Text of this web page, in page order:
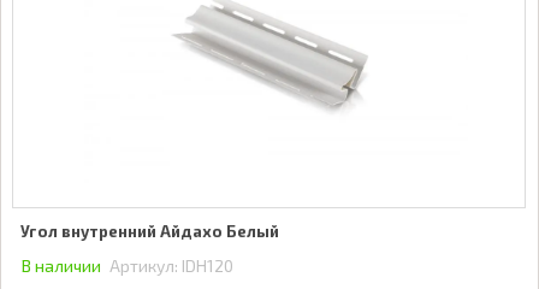
Угол внутренний Айдахо Белый
В наличии Артикул: IDH120